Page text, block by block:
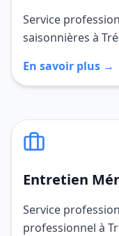
Service
saisonnières à
En savoir plus →
Entretien
Service
professionnel à